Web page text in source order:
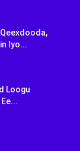
Iyo...
Loogu